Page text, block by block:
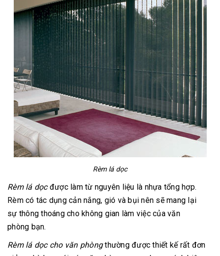
Rèm lá dọc
Rèm lá dọcđược làm từ nguyên liệu là nhựa tổng hợp.
Rèm có tác dụng cản nắng, gió và bụi nên sẽ mang lại
sự thông thoáng cho không gian làm việc của văn
phòng bạn.
Rèm lá dọc cho văn phòngthường được thiết kế rất đơn